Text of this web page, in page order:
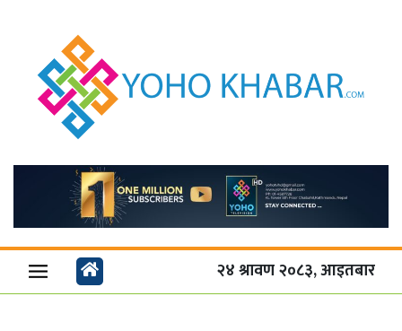
२४ श्रावण २०८३, आइतबार